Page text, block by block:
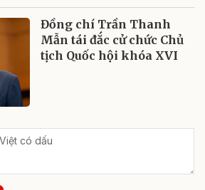
Đồng chí Trần Thanh
Mẫn tái đắc cử chức Chủ
tịch Quốc hội khóa XVI